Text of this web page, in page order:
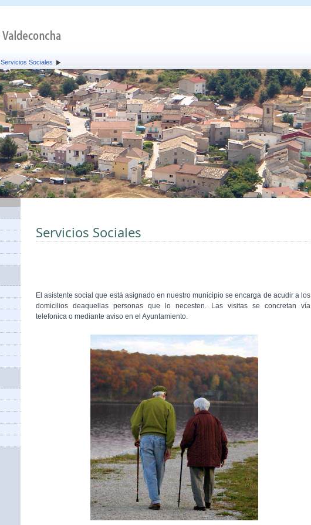
Servicios Sociales
Servicios Sociales
El asistente social que está asignado en nuestro municipio se encarga de acudir a los
domicilios deaquellas personas que lo necesten. Las visitas se concretan vía
telefonica o mediante aviso en el Ayuntamiento.